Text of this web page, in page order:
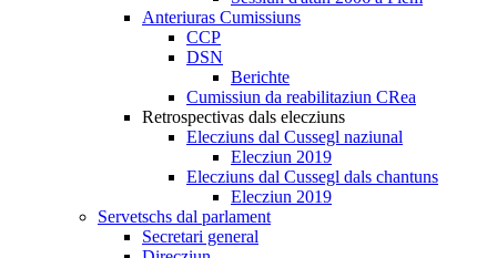
Anteriuras Cumissiuns
CCP
DSN
Berichte
Cumissiun da reabilitaziun CRea
Retrospectivas dals elecziuns
Elecziuns dal Cussegl naziunal
Elecziun 2019
Elecziuns dal Cussegl dals chantuns
Elecziun 2019
Servetschs dal parlament
Secretari general